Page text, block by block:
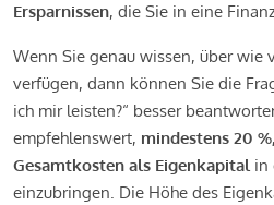
Ersparnissen, die Sie in eine
Wenn Sie genau wissen, über wie
verfügen, dann können Sie die
ich mir leisten?“ besser
empfehlenswert, mindestens 20
Gesamtkosten als Eigenkapital in
einzubringen. Die Höhe des